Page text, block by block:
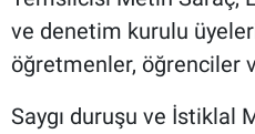
ve denetim kurulu
öğretmenler, öğrenciler
Saygı duruşu ve İstiklal